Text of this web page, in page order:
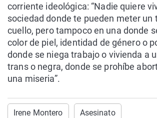
corriente ideológica: “Nadie quiere
sociedad donde te pueden meter un
cuello, pero tampoco en una donde
color de piel, identidad de género o
donde se niega trabajo o vivienda a
trans o negra, donde se prohíbe
una miseria”.
Irene Montero Asesinato